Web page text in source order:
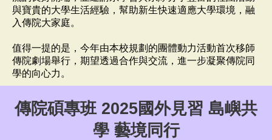
與寶貴的大學生活經驗，幫助新生快速適應大學環境，融
入傳院大家庭。
值得一提的是，今年由本校規劃的團體動力活動首次移師
傳院劇場舉行，期望透過合作與交流，進一步凝聚傳院同
學的向心力。
傳院碩專班 2025國外見習 島嶼共
學 藝境同行